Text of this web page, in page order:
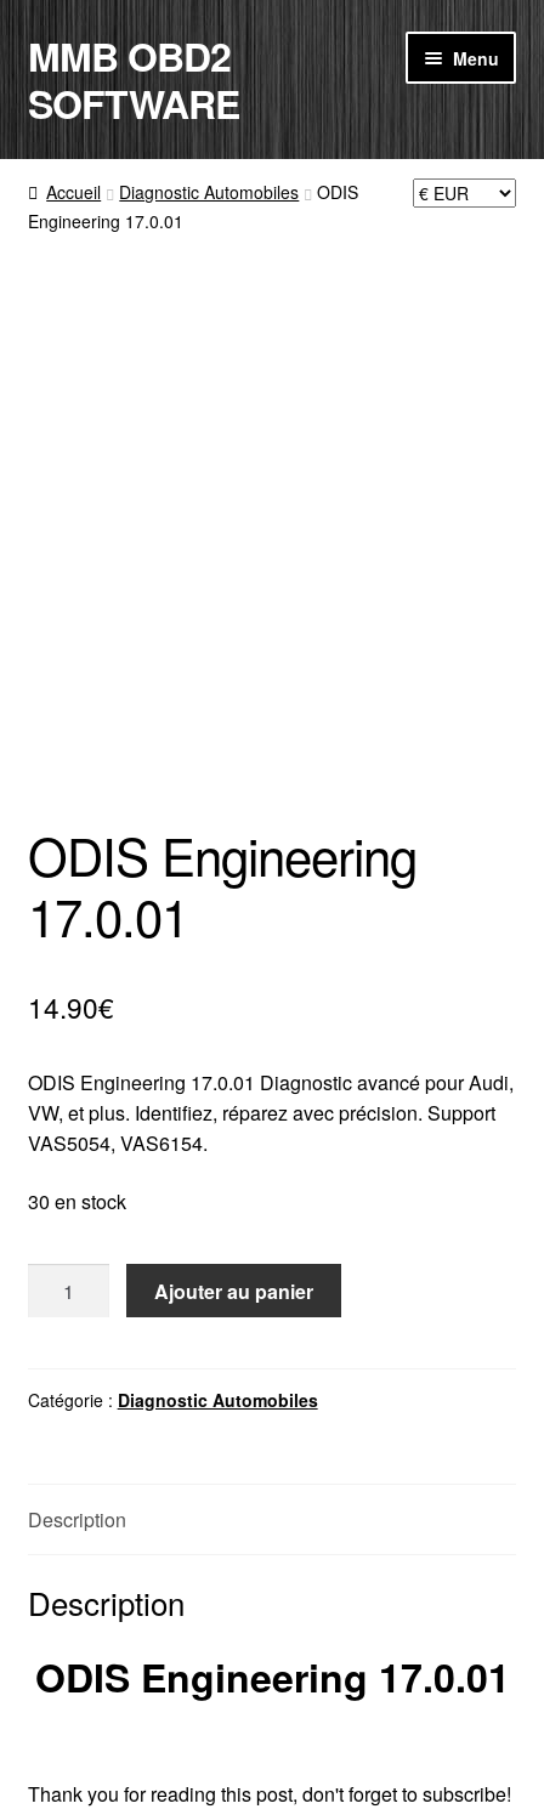
Aller
à
la
Aller
au
contenu
MMB OBD2
SOFTWARE
Menu
ACCUEIL
BOUTIQUE
Accueil Diagnostic Automobiles
ODIS
Engineering 17.0.01
ODIS Engineering
17.0.01
14.90€
ODIS Engineering 17.0.01 Diagnostic avancé pour Audi,
VW, et plus. Identifiez, réparez avec précision. Support
VAS5054, VAS6154.
30 en stock
17.0.01
Ajouter au panier
Catégorie : Diagnostic Automobiles
Description
Description
ODIS Engineering 17.0.01
Thank you for reading this post, don't forget to subscribe!